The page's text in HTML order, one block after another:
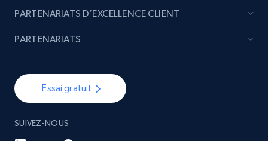
Essai gratuit
SUIVEZ-NOUS
PARTENARIATS D’EXCELLENCE CLIENT
PARTENARIATS